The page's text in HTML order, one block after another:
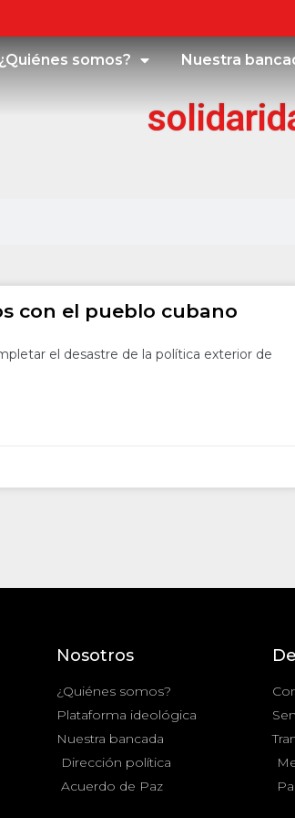
¿Quiénes somos? Nuestra
con el pueblo cubano
el desastre de la política exterior de
Nosotros
¿Quiénes somos?
Plataforma ideológica
Nuestra bancada
Dirección política
Acuerdo de Paz